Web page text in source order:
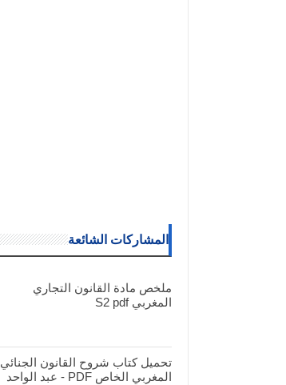
المشاركات الشائعة
ملخص مادة القانون التجاري
المغربي S2 pdf
تحميل كتاب شروح القانون الجنائي
المغربي الخاص PDF - عبد الواحد